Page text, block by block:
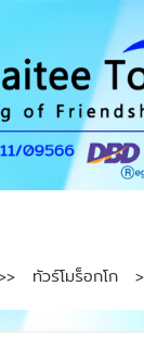
ทัวร์โมร็อกโก